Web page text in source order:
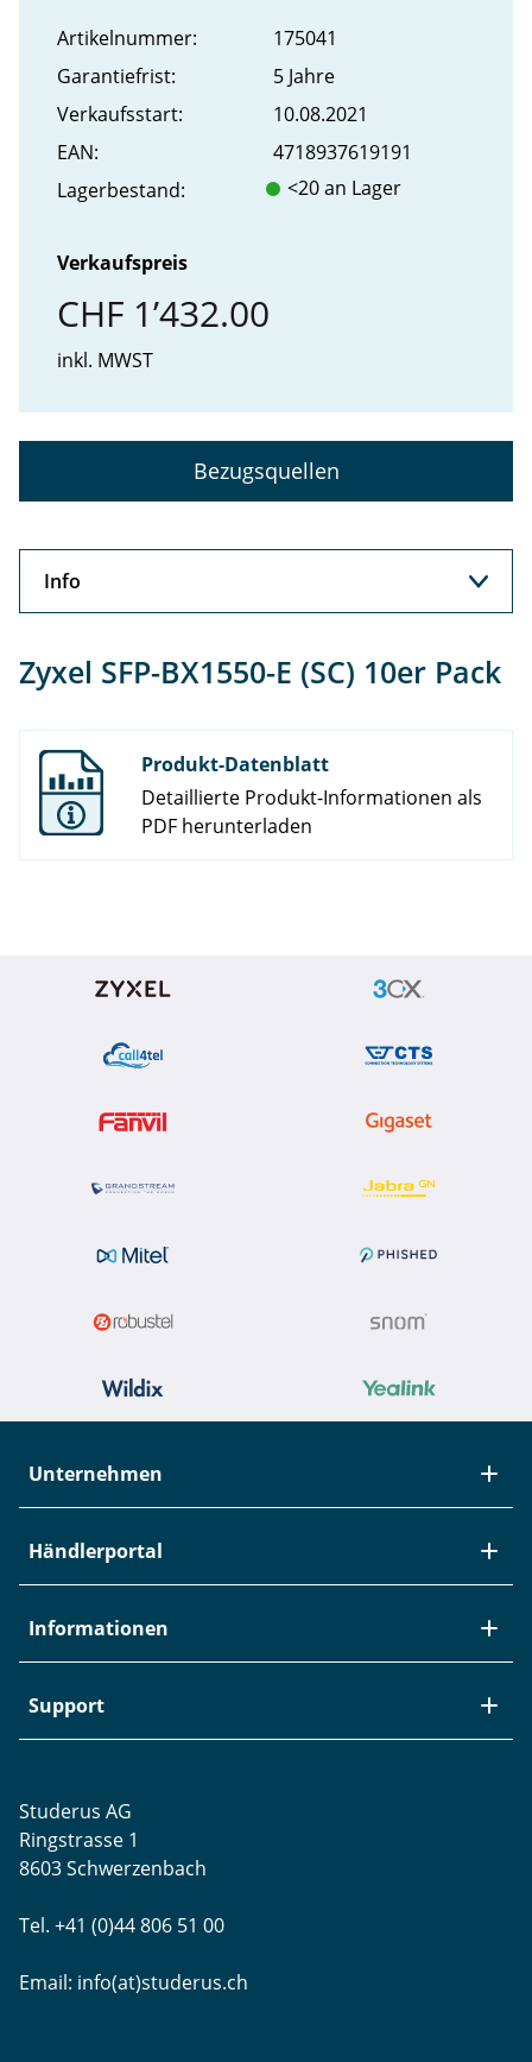
Artikel­nummer:
175041
Garantiefrist:
5 Jahre
Verkaufs­start:
10.08.2021
EAN:
4718937619191
Lager­bestand:
<20 an Lager
Verkaufspreis
CHF 1’432.00
inkl. MWST
Bezugsquellen
Info
Support
Zyxel SFP-BX1550-E (SC) 10er Pack
Produkt-Datenblatt
Detaillierte Produkt-Informationen als
PDF herunterladen
Unternehmen
Über Studerus
Team
Kontakt
Studerus als Arbeitgeber
Aktuelle Jobs
Referenzen
Datenschutz
Händlerportal
Neuheiten / EOL
Datenanbindung
Swiss Service Pack
Zyxel-Partnerprogramm
Informationen
Bezugsquellen
Garantieinformationen
Brands
Blog
Support
Projektunterstützung
WLAN-Ausmessung
Remote Desktop
Studerus AG
Ringstrasse 1
8603 Schwerzenbach
Tel. +41 (0)44 806 51 00
Email: info(at)studerus.ch